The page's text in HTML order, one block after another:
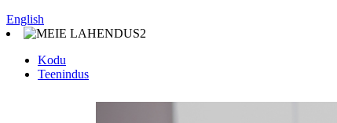
English
Kodu
Teenindus